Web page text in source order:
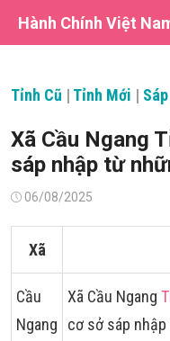
Hành Chính Việt
Tỉnh Cũ | Tỉnh Mới |
Xã Cầu Ngang
sáp nhập từ
Đăng06/08/2025
Xã
Cầu
Ngang
Xã Cầu Ngang
cơ sở sáp